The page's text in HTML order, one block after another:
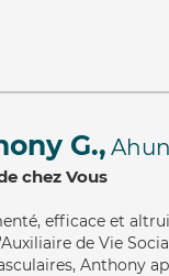
G., Ahun
chez Vous
, efficace et
de Vie
Anthony